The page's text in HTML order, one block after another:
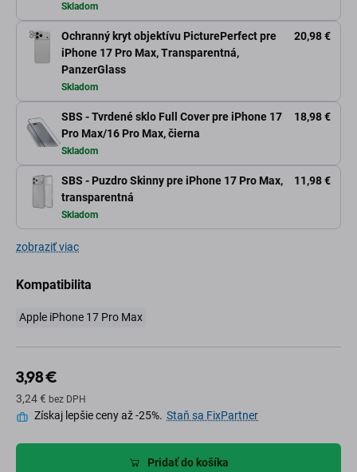
Skladom
Ochranný kryt objektívu PicturePerfect pre
iPhone 17 Pro Max, Transparentná,
PanzerGlass
20,98 €
Skladom
SBS - Tvrdené sklo Full Cover pre iPhone 17
Pro Max/16 Pro Max, čierna
18,98 €
Skladom
SBS - Puzdro Skinny pre iPhone 17 Pro Max,
transparentná
11,98 €
Skladom
zobraziť viac
Kompatibilita
Apple iPhone 17 Pro Max
3,98 €
3,24 € bez DPH
Získaj lepšie ceny až -25%. Staň sa FixPartner
Pridať do košíka